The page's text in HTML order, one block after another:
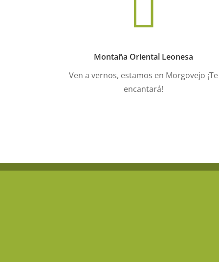

Montaña Oriental Leonesa
Ven a vernos, estamos en Morgovejo ¡Te
encantará!